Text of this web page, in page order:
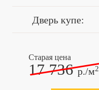
Дверь купе:
Старая цена
17 736р./м2